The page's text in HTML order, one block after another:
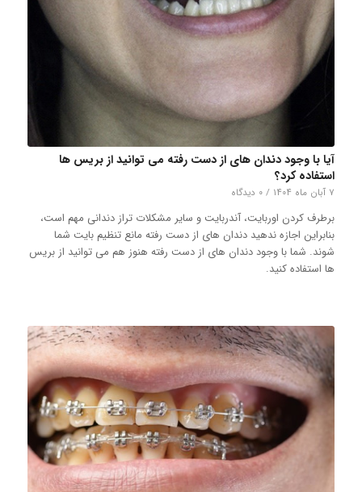
آیا با وجود دندان های از دست رفته می توانید از بریس ها
استفاده کرد؟
۷ آبان ماه ۱۴۰۴ / ۰ دیدگاه
برطرف کردن اوربایت، آندربایت و سایر مشکلات تراز دندانی مهم است،
بنابراین اجازه ندهید دندان های از دست رفته مانع تنظیم بایت شما
شوند. شما با وجود دندان های از دست رفته هنوز هم می توانید از بریس
ها استفاده کنید.